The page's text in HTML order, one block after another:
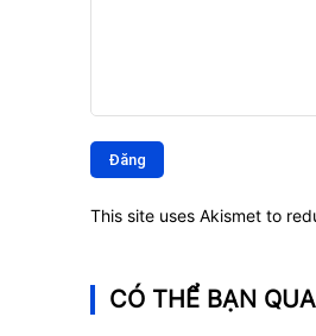
luận:
This site uses Akismet to
CÓ THỂ BẠN